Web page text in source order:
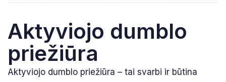
Aktyviojo dumblo
priežiūra
Aktyviojo dumblo priežiūra – tai svarbi ir būtina